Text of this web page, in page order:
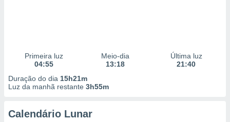
Primeira luz
04:55
Meio-dia
13:18
Última luz
21:40
Duração do dia 15h21m
Luz da manhã restante 3h55m
Calendário Lunar